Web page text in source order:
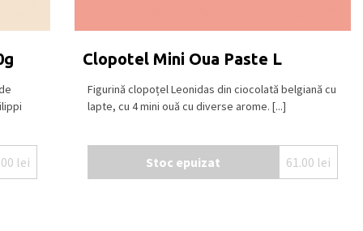
lei
Clopotel Mini Oua Paste L
Figurină clopoțel Leonidas din ciocolată belgiană cu
lapte, cu 4 mini ouă cu diverse arome. [...]
Stoc epuizat 61.00 lei